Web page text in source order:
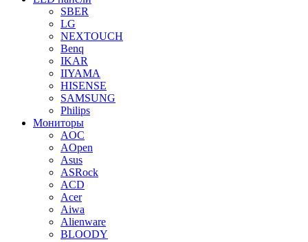
SBER
LG
NEXTOUCH
Benq
IKAR
IIYAMA
HISENSE
SAMSUNG
Philips
Мониторы
AOC
AOpen
Asus
ASRock
ACD
Acer
Aiwa
Alienware
BLOODY